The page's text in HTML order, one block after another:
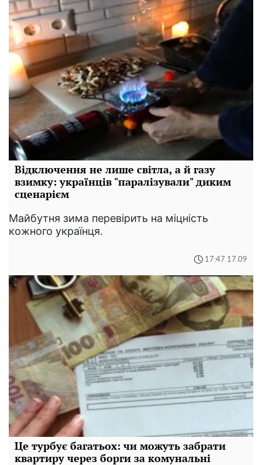
Відключення не лише світла, а й газу
взимку: українців "паралізували" диким
сценарієм
Майбутня зима перевірить на міцність
кожного українця.
17:47 17.09
Це турбує багатьох: чи можуть забрати
квартиру через борги за комунальні